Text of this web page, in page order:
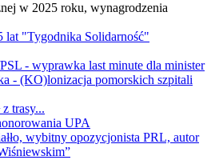
w 2025 roku, wynagrodzenia
lat "Tygodnika Solidarność"
- wyprawka last minute dla minister
- (KO)lonizacja pomorskich szpitali
z trasy...
UPA
wybitny opozycjonista PRL, autor